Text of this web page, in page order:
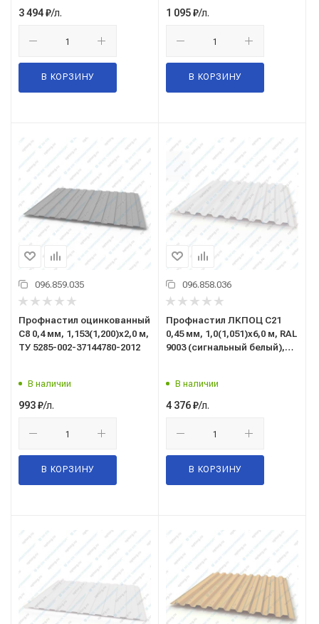
3 494₽/л.
В КОРЗИНУ
1 095₽/л.
В КОРЗИНУ
096.859.035
Профнастил оцинкованный
C8 0,4 мм, 1,153(1,200)x2,0 м,
ТУ 5285-002-37144780-2012
В наличии
993₽/л.
В КОРЗИНУ
096.858.036
Профнастил ЛКПОЦ C21
0,45 мм, 1,0(1,051)x6,0 м, RAL
9003 (сигнальный белый),
В наличии
4 376₽/л.
В КОРЗИНУ